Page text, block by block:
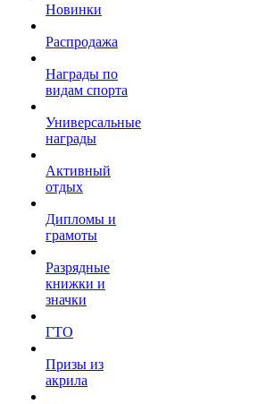
Новинки
Распродажа
Награды по
видам спорта
Универсальные
награды
Активный
отдых
Дипломы и
грамоты
Разрядные
книжки и
значки
ГТО
Призы из
акрила